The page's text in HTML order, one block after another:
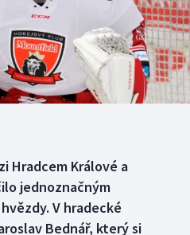
Hradcem Králové a
jednoznačným
V hradecké
Bednář, který si